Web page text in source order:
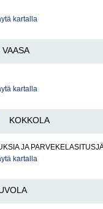
kartalla
VAASA
kartalla
KOKKOLA
JA
kartalla